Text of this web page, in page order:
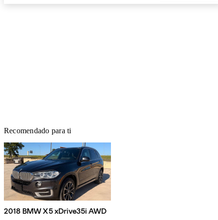
Recomendado para ti
2018 BMW X5 xDrive35i AWD